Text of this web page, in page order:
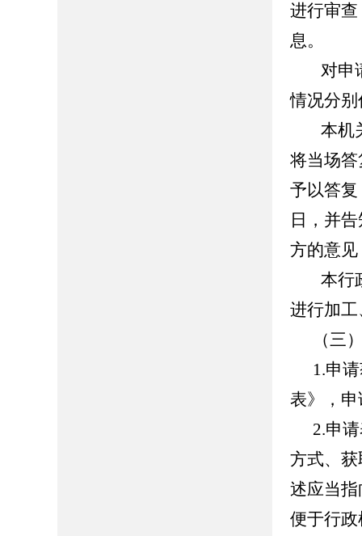
进行审
息。
对申
情况分
本机
将当场
予以答
日，并
方的意
本行
进行加
（三
1.申
表》，
2.申
方式、
述应当
便于行